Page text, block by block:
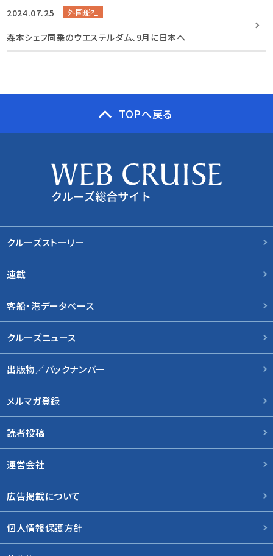
2024.07.25 外国船社
森本シェフ同乗のウエステルダム、9月に日本へ
TOPへ戻る
クルーズストーリー
連載
客船・港データベース
クルーズニュース
出版物／バックナンバー
メルマガ登録
読者投稿
運営会社
広告掲載について
個人情報保護方針